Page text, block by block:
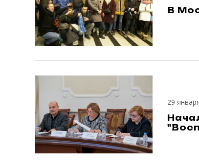
В
29